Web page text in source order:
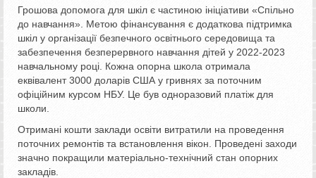
Грошова допомога для шкіл є частиною ініціативи «Спільно
до навчання». Метою фінансування є додаткова підтримка
шкіл у організації безпечного освітнього середовища та
забезпечення безперервного навчання дітей у 2022-2023
навчальному році. Кожна опорна школа отримала
еквівалент 3000 доларів США у гривнях за поточним
офіційним курсом НБУ. Це був одноразовий платіж для
школи.
Отримані кошти заклади освіти витратили на проведення
поточних ремонтів та встановлення вікон. Проведені заходи
значно покращили матеріально-технічний стан опорних
закладів.